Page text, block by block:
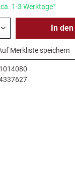
1-3 Werktage¹
In den
Merkliste speichern
1014080